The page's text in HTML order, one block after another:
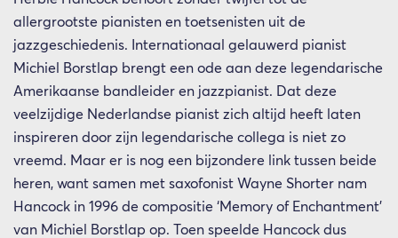
allergrootste pianisten en toetsenisten uit de
jazzgeschiedenis. Internationaal gelauwerd pianist
Michiel Borstlap brengt een ode aan deze legendarische
Amerikaanse bandleider en jazzpianist. Dat deze
veelzijdige Nederlandse pianist zich altijd heeft laten
inspireren door zijn legendarische collega is niet zo
vreemd. Maar er is nog een bijzondere link tussen beide
heren, want samen met saxofonist Wayne Shorter nam
Hancock in 1996 de compositie ‘Memory of Enchantment’
van Michiel Borstlap op. Toen speelde Hancock dus